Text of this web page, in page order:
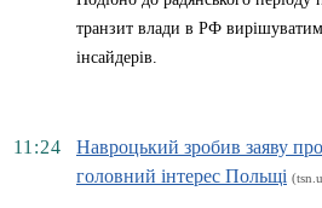
транзит влади в РФ
інсайдерів.
11:24
Навроцький зробив заяву про
головний інтерес Польщі